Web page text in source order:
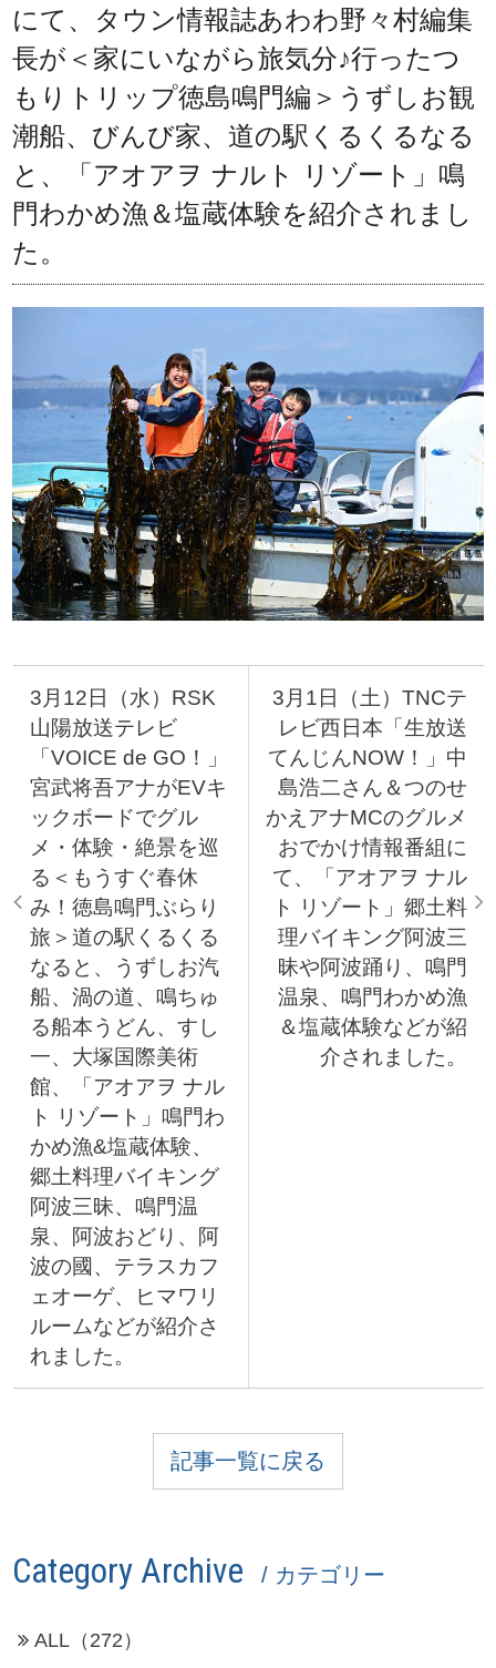
にて、タウン情報誌あわわ野々村編集
長が＜家にいながら旅気分♪行ったつ
もりトリップ徳島鳴門編＞うずしお観
潮船、びんび家、道の駅くるくるなる
と、「アオアヲ ナルト リゾート」鳴
門わかめ漁＆塩蔵体験を紹介されまし
た。
3月12日（水）RSK
山陽放送テレビ
「VOICE de GO！」
宮武将吾アナがEVキ
ックボードでグル
メ・体験・絶景を巡
る＜もうすぐ春休
み！徳島鳴門ぶらり
旅＞道の駅くるくる
なると、うずしお汽
船、渦の道、鳴ちゅ
る船本うどん、すし
一、大塚国際美術
館、「アオアヲ ナル
ト リゾート」鳴門わ
かめ漁&塩蔵体験、
郷土料理バイキング
阿波三昧、鳴門温
泉、阿波おどり、阿
波の國、テラスカフ
ェオーゲ、ヒマワリ
ルームなどが紹介さ
れました。
3月1日（土）TNCテ
レビ西日本「生放送
てんじんNOW！」中
島浩二さん＆つのせ
かえアナMCのグルメ
おでかけ情報番組に
て、「アオアヲ ナル
ト リゾート」郷土料
理バイキング阿波三
昧や阿波踊り、鳴門
温泉、鳴門わかめ漁
＆塩蔵体験などが紹
介されました。
記事一覧に戻る
Category Archive / カテゴリー
ALL（272）